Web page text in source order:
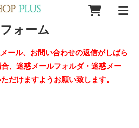
ォーム
ール、お問い合わせの返信がしばら
、迷惑メールフォルダ・迷惑メー
だけますようお願い致します。